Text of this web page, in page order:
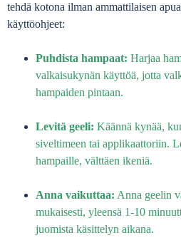
tehdä kotona ilman ammattilaisen
käyttöohjeet:
Puhdista hampaat: Harjaa
valkaisukynän käyttöä, jotta
hampaiden pintaan.
Levitä geeli: Käännä kynää,
siveltimeen tai applikaattoriin.
hampaille, välttäen ikeniä.
Anna vaikuttaa: Anna geelin
mukaisesti, yleensä 1-10
juomista käsittelyn aikana.